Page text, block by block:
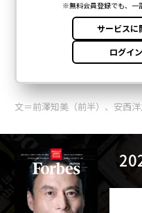
文＝前澤知美（前半）、安西洋